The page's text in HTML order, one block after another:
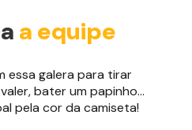
a equipe
essa galera para tirar
bater um papinho...
pela cor da camiseta!